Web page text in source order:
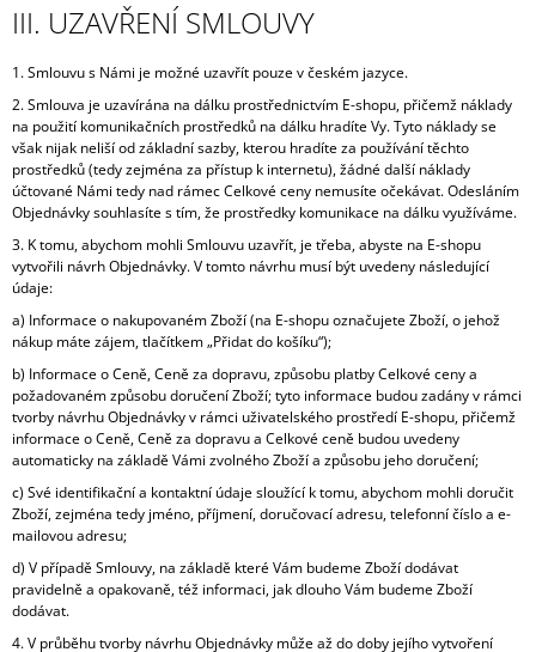
III. UZAVŘENÍ SMLOUVY
1. Smlouvu s Námi je možné uzavřít pouze v českém jazyce.
2. Smlouva je uzavírána na dálku prostřednictvím E-shopu, přičemž náklady
na použití komunikačních prostředků na dálku hradíte Vy. Tyto náklady se
však nijak neliší od základní sazby, kterou hradíte za používání těchto
prostředků (tedy zejména za přístup k internetu), žádné další náklady
účtované Námi tedy nad rámec Celkové ceny nemusíte očekávat. Odesláním
Objednávky souhlasíte s tím, že prostředky komunikace na dálku využíváme.
3. K tomu, abychom mohli Smlouvu uzavřít, je třeba, abyste na E-shopu
vytvořili návrh Objednávky. V tomto návrhu musí být uvedeny následující
údaje:
a) Informace o nakupovaném Zboží (na E-shopu označujete Zboží, o jehož
nákup máte zájem, tlačítkem „Přidat do košíku“);
b) Informace o Ceně, Ceně za dopravu, způsobu platby Celkové ceny a
požadovaném způsobu doručení Zboží; tyto informace budou zadány v rámci
tvorby návrhu Objednávky v rámci uživatelského prostředí E-shopu, přičemž
informace o Ceně, Ceně za dopravu a Celkové ceně budou uvedeny
automaticky na základě Vámi zvolného Zboží a způsobu jeho doručení;
c) Své identifikační a kontaktní údaje sloužící k tomu, abychom mohli doručit
Zboží, zejména tedy jméno, příjmení, doručovací adresu, telefonní číslo a e-
mailovou adresu;
d) V případě Smlouvy, na základě které Vám budeme Zboží dodávat
pravidelně a opakovaně, též informaci, jak dlouho Vám budeme Zboží
dodávat.
4. V průběhu tvorby návrhu Objednávky může až do doby jejího vytvoření